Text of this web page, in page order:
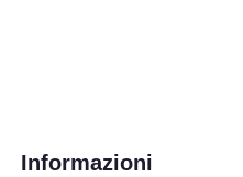
Informazioni